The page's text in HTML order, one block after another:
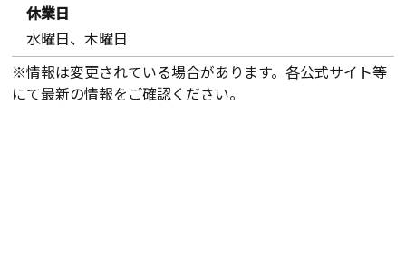
休業日
水曜日、木曜日
※情報は変更されている場合があります。各公式サイト等
にて最新の情報をご確認ください。